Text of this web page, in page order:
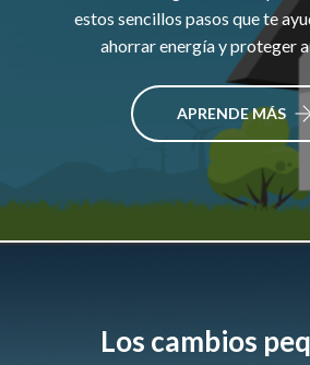
estos sencillos pasos que te
ahorrar energía y proteger
APRENDE MÁS
Los cambios